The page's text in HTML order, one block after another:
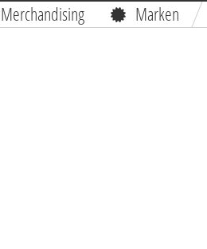
Merchandising Marken